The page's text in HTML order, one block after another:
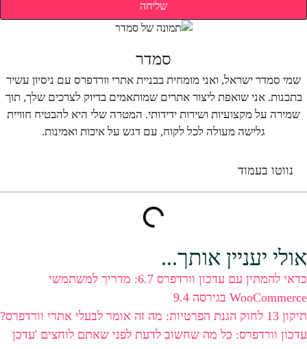
שליחה
סמדר
שמי סמדר ישראל, ואני מומחית בבניית אתרי וורדפרס עם ניסיון עשיר
בתכנות. אני שואפת ליצור אתרים שמותאמים בדיוק לצרכים שלך, תוך
שמירה על מקצועיות ושירות ידידותי. המטרה שלי היא להבטיח חוויית
גלישה מעולה לכל לקוח, עם דגש על איכות ואמינות.
נווטו בעמוד​
אולי יעניין אותך...
כדאי להמתין עם עדכון וורדפרס 6.7: מדריך למשתמשי
WooCommerce בגירסה 9.4
תיקון 13 לחוק הגנת הפרטיות: מה זה אומר לבעלי אתרי וורדפרס?
עדכון וורדפרס: כל מה שחשוב לדעת לפני שאתם לוחצים 'עדכן